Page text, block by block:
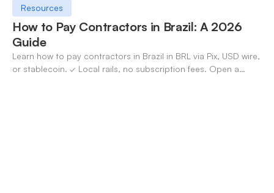
Resources
How to Pay Contractors in Brazil: A 2026
Guide
Learn how to pay contractors in Brazil in BRL via Pix, USD wire,
or stablecoin. ✓ Local rails, no subscription fees. Open a